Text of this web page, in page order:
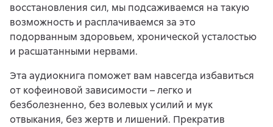
восстановления сил, мы подсаживаемся на такую
возможность и расплачиваемся за это
подорванным здоровьем, хронической усталостью
и расшатанными нервами.
Эта аудиокнига поможет вам навсегда избавиться
от кофеиновой зависимости – легко и
безболезненно, без волевых усилий и мук
отвыкания, без жертв и лишений. Прекратив